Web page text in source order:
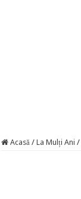
Acasă / La Mulți Ani /